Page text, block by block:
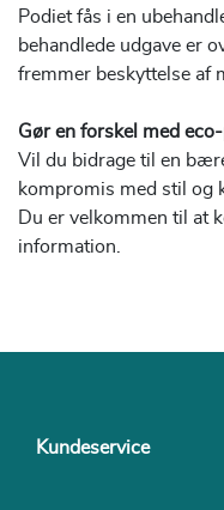
Podiet fås i en
behandlede udgave er
fremmer beskyttelse af
Gør en forskel med
Vil du bidrage til en
kompromis med stil og
Du er velkommen til at
information.
Kundeservice